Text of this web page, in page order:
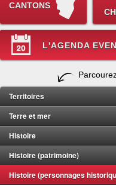
CANTONS
L'AGENDA
Territoires
Terre et mer
Histoire
Histoire (patrimoine)
Histoire (personnages